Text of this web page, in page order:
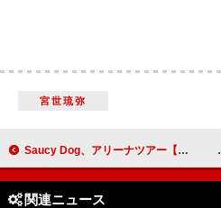
宮世琉弥
Saucy Dog、アリーナツアー【NEW GAME ＋】開催
関連ニュース